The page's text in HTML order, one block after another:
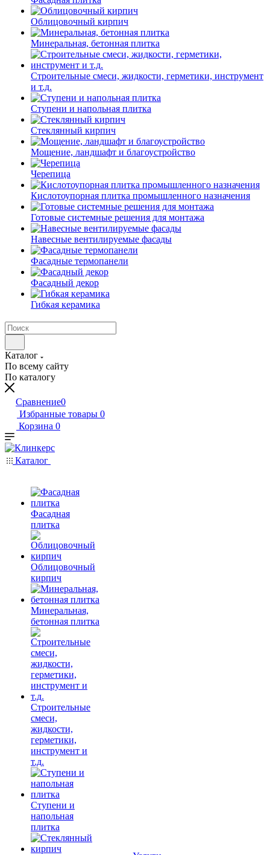
Облицовочный кирпич
Минеральная, бетонная плитка
Строительные смеси, жидкости, герметики, инструмент
и т.д.
Ступени и напольная плитка
Cтеклянный кирпич
Мощение, ландшафт и благоустройство
Черепица
Кислотоупорная плитка промышленного назначения
Готовые системные решения для монтажа
Навесные вентилируемые фасады
Фасадные термопанели
Фасадный декор
Гибкая керамика
Каталог
По всему сайту
По каталогу
Сравнение0
Избранные товары 0
Корзина 0
Каталог
Фасадная
плитка
Облицовочный
кирпич
Минеральная,
бетонная плитка
Строительные
смеси,
жидкости,
герметики,
инструмент и
т.д.
Ступени и
напольная
плитка